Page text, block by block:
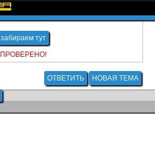
забираем тут
ПРОВЕРЕНО!
ОТВЕТИТЬ НОВАЯ ТЕМА